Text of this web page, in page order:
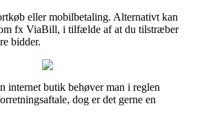
eller mobilbetaling. Alternativt kan
fx ViaBill, i tilfælde af at du tilstræber
bidder.
internet butik behøver man i reglen
dog er det gerne en